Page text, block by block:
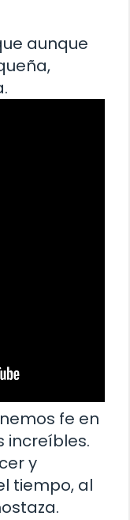
aunque
fe en
increíbles.
y
tiempo, al